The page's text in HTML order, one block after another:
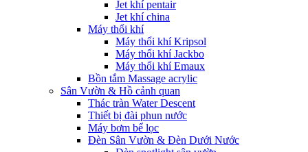
Jet khí pentair
Jet khí china
Máy thổi khí
Máy thổi khí Kripsol
Máy thổi khí Jackbo
Máy thổi khí Emaux
Bồn tắm Massage acrylic
Sân Vườn & Hồ cảnh quan
Thác tràn Water Descent
Thiết bị đài phun nước
Máy bơm bể lọc
Đèn Sân Vườn & Đèn Dưới Nước